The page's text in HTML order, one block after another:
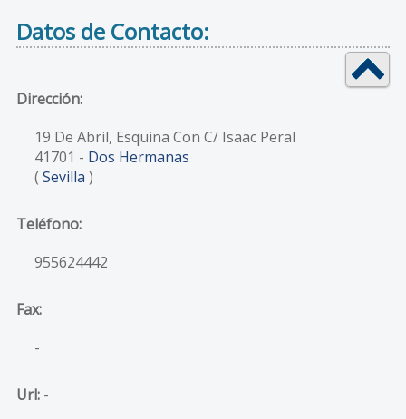
Datos de Contacto:
Dirección:
19 De Abril, Esquina Con C/ Isaac Peral
41701 - Dos Hermanas
( Sevilla )
Teléfono:
955624442
Fax:
-
Url:-